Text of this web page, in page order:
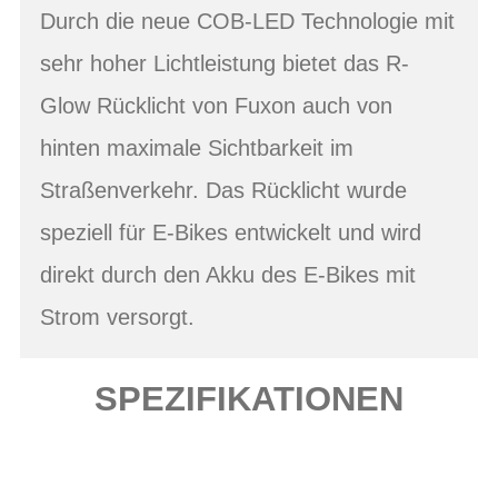
Durch die neue COB-LED Technologie mit
sehr hoher Lichtleistung bietet das R-
Glow Rücklicht von Fuxon auch von
hinten maximale Sichtbarkeit im
Straßenverkehr. Das Rücklicht wurde
speziell für E-Bikes entwickelt und wird
direkt durch den Akku des E-Bikes mit
Strom versorgt.
SPEZIFIKATIONEN